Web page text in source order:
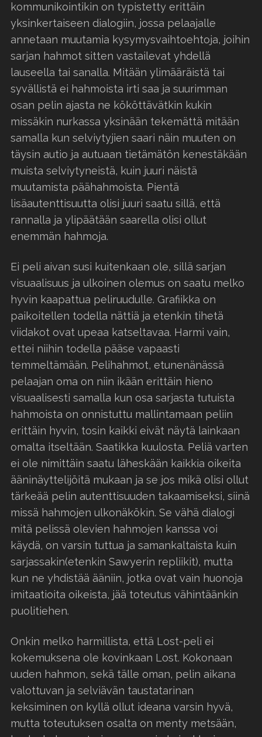
kommunikointikin on typistetty erittäin
yksinkertaiseen dialogiin, jossa pelaajalle
annetaan muutamia kysymysvaihtoehtoja, joihin
sarjan hahmot sitten vastailevat yhdellä
lauseella tai sanalla. Mitään ylimääräistä tai
syvällistä ei hahmoista irti saa ja suurimman
osan pelin ajasta ne kököttävätkin kukin
missäkin nurkassa yksinään tekemättä mitään
samalla kun selviytyjien saari näin muuten on
täysin autio ja autuaan tietämätön kenestäkään
muista selviytyneistä, kuin juuri näistä
muutamista päähahmoista. Pientä
lisäautenttisuutta olisi juuri saatu sillä, että
rannalla ja ylipäätään saarella olisi ollut
enemmän hahmoja.
Ei peli aivan susi kuitenkaan ole, sillä sarjan
visuaalisuus ja ulkoinen olemus on saatu melko
hyvin kaapattua peliruudulle. Grafiikka on
paikoitellen todella nättiä ja etenkin tihetä
viidakot ovat upeaa katseltavaa. Harmi vain,
ettei niihin todella pääse vapaasti
temmeltämään. Pelihahmot, etunenänässä
pelaajan oma on niin ikään erittäin hieno
visuaalisesti samalla kun osa sarjasta tutuista
hahmoista on onnistuttu mallintamaan peliin
erittäin hyvin, tosin kaikki eivät näytä lainkaan
omalta itseltään. Saatikka kuulosta. Peliä varten
ei ole nimittäin saatu läheskään kaikkia oikeita
ääninäyttelijöitä mukaan ja se jos mikä olisi ollut
tärkeää pelin autenttisuuden takaamiseksi, siinä
missä hahmojen ulkonäkökin. Se vähä dialogi
mitä pelissä olevien hahmojen kanssa voi
käydä, on varsin tuttua ja samankaltaista kuin
sarjassakin(etenkin Sawyerin repliikit), mutta
kun ne yhdistää ääniin, jotka ovat vain huonoja
imitaatioita oikeista, jää toteutus vähintäänkin
puolitiehen.
Onkin melko harmillista, että Lost-peli ei
kokemuksena ole kovinkaan Lost. Kokonaan
uuden hahmon, sekä tälle oman, pelin aikana
valottuvan ja selviävän taustatarinan
keksiminen on kyllä ollut ideana varsin hyvä,
mutta toteutuksen osalta on menty metsään,